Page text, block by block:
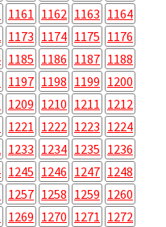
1161 1162 1163 1164
1173 1174 1175 1176
1185 1186 1187 1188
1197 1198 1199 1200
1209 1210 1211 1212
1221 1222 1223 1224
1233 1234 1235 1236
1245 1246 1247 1248
1257 1258 1259 1260
1269 1270 1271 1272